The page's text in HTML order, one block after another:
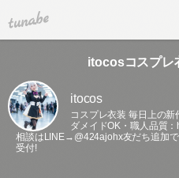
tuna.be
itocosコスプレ
itocos
コスプレ衣装 毎日上の
ダメイドOK・職人品質：
相談はLINE→@424ajohx友だち追加
受付!